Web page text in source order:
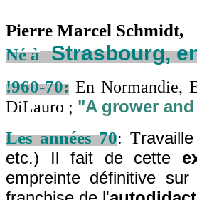
Pierre Marcel Schmidt,
Né à Strasbourg,
!960-70: En Normandie,
DiLauro ; "A grower
Les années 70: T
etc.) Il fait de cette
empreinte définitive